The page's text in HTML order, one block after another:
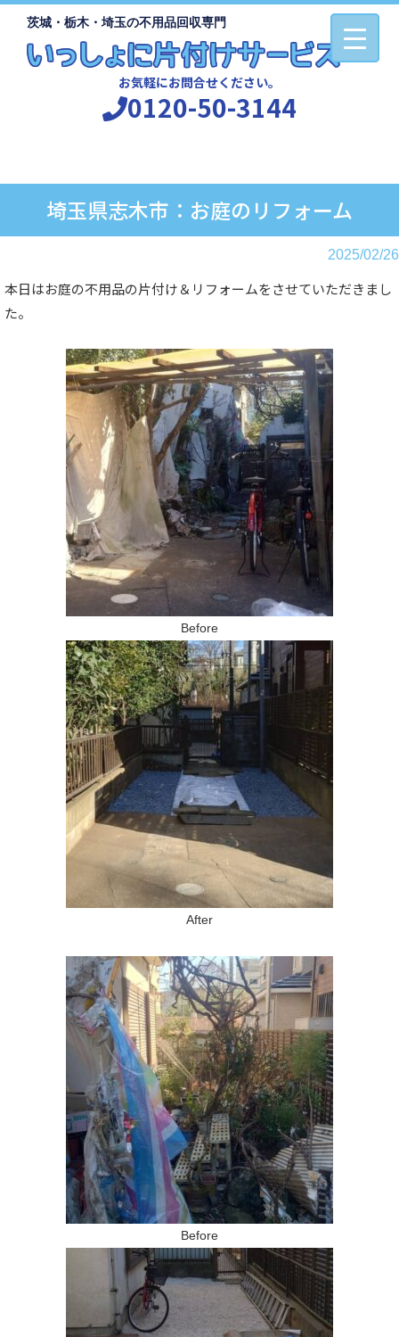
茨城・栃木・埼玉の不用品回収専門
お気軽にお問合せください。
0120-50-3144
埼玉県志木市：お庭のリフォーム
2025/02/26
本日はお庭の不用品の片付け＆リフォームをさせていただきまし
た。
Before
After
Before